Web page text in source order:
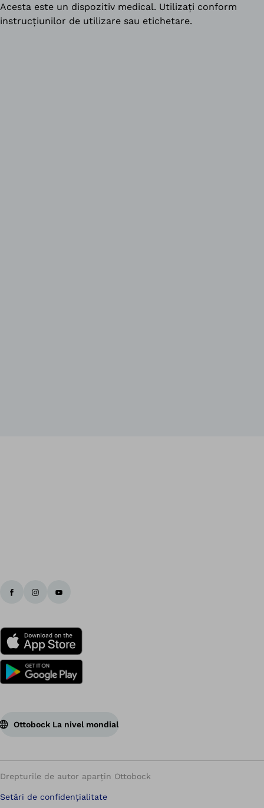
Acesta este un dispozitiv medical. Utilizați conform
instrucțiunilor de utilizare sau etichetare.
Ottobock La nivel mondial
Drepturile de autor aparțin Ottobock
Setări de confidențialitate